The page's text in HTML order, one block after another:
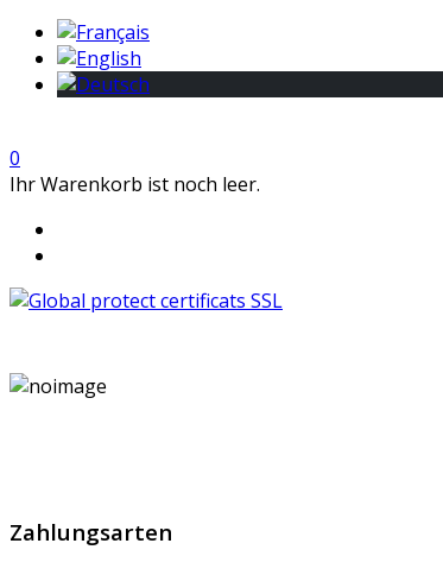
0
Ihr Warenkorb ist noch leer.
Zahlungsarten